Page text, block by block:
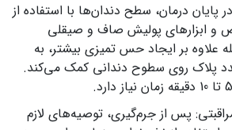
پایان درمان، سطح دندان‌ها با استفاده از
ابزارهای پولیش صاف و صیقلی
علاوه بر ایجاد حس تمیزی بیشتر، به
پلاک روی سطوح دندانی کمک می‌کند.
پس از جرم‌گیری، توصیه‌های لازم